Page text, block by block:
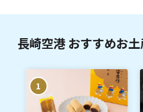
長崎空港 おすすめお
1